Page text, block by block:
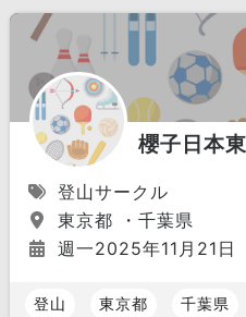
櫻子日本
登山サークル
東京都 ・千葉県
週一2025年11月21日
登山 東京都 千葉県